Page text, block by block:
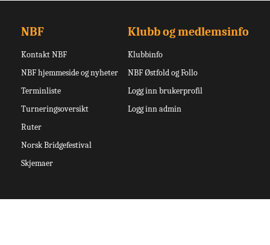
NBF
Kontakt NBF
NBF hjemmeside og nyheter
Terminliste
Turneringsoversikt
Ruter
Norsk Bridgefestival
Skjemaer
Klubb og medlemsinfo
Klubbinfo
NBF Østfold og Follo
Logg inn brukerprofil
Logg inn admin